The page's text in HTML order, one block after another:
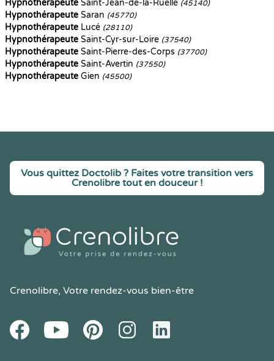
Hypnothérapeute Saint-Jean-de-la-Ruelle (45140)
Hypnothérapeute Saran (45770)
Hypnothérapeute Lucé (28110)
Hypnothérapeute Saint-Cyr-sur-Loire (37540)
Hypnothérapeute Saint-Pierre-des-Corps (37700)
Hypnothérapeute Saint-Avertin (37550)
Hypnothérapeute Gien (45500)
Vous quittez Doctolib ? Faites votre transition vers
Crenolibre tout en douceur !
Crenolibre, Votre rendez-vous bien-être
FacebookYoutube PinteresetInstagramLinkedIn